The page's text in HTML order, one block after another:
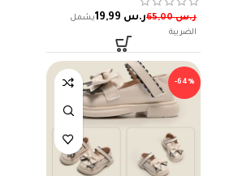
ر.س65,00 ر.س
-64%